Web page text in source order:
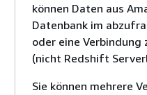
können Daten aus
Datenbank im
oder eine
(nicht Redshift
Sie können mehrere